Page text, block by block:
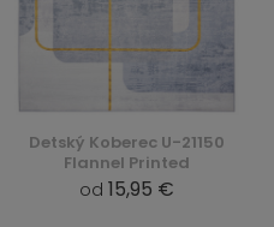
Detský Koberec U-21150
Flannel Printed
od 15,95 €